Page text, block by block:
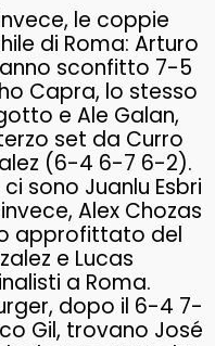
le coppie
di Roma: Arturo
sconfitto 7-5
Capra, lo stesso
e Ale Galan,
set da Curro
(6-4 6-7 6-2).
sono Juanlu Esbri
Alex Chozas
approfittato del
e Lucas
a Roma.
dopo il 6-4 7-
Gil, trovano José